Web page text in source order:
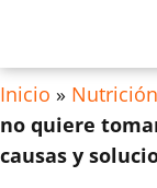
Inicio »
no quiere
causas y